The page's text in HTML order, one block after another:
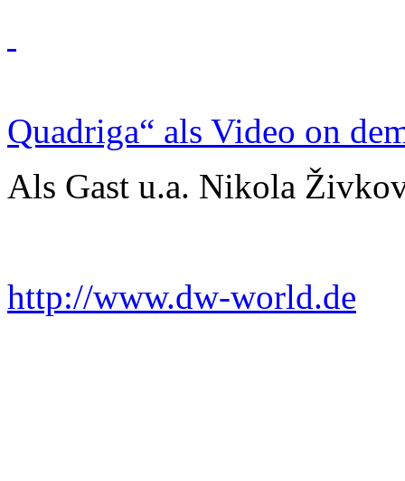
Quadriga“ als Video on
Als Gast u.a. Nikola
http://www.dw-world.de